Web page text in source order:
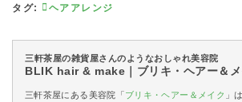
タグ:
ヘアアレンジ
三軒茶屋の雑貨屋さんのようなおしゃれ美容院
BLIK hair & make｜ブリキ・ヘアー＆メ
三軒茶屋にある美容院「ブリキ・ヘアー＆メイク 」